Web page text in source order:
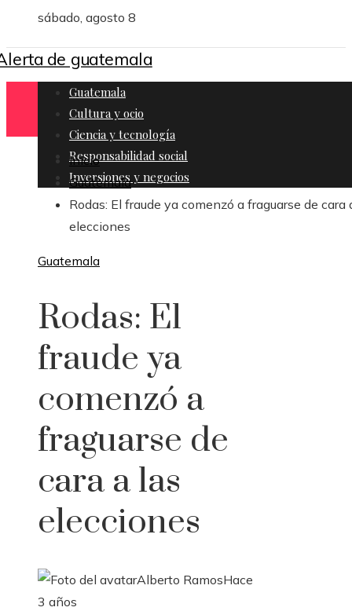
sábado, agosto 8
Guatemala
Cultura y ocio
Ciencia y tecnología
Responsabilidad social
Inversiones y negocios
Inicio
Guatemala
Rodas: El fraude ya comenzó a fraguarse de cara
elecciones
Guatemala
Rodas: El
fraude ya
comenzó a
fraguarse de
cara a las
elecciones
Alberto RamosHace
3 años